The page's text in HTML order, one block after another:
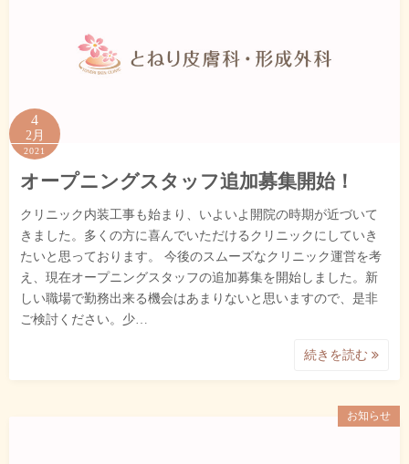
4
2月
2021
オープニングスタッフ追加募集開始！
クリニック内装工事も始まり、いよいよ開院の時期が近づいて
きました。多くの方に喜んでいただけるクリニックにしていき
たいと思っております。 今後のスムーズなクリニック運営を考
え、現在オープニングスタッフの追加募集を開始しました。新
しい職場で勤務出来る機会はあまりないと思いますので、是非
ご検討ください。少…
続きを読む
お知らせ